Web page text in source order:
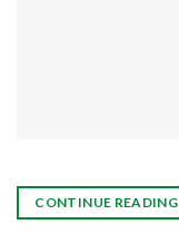
CONTINUE READING